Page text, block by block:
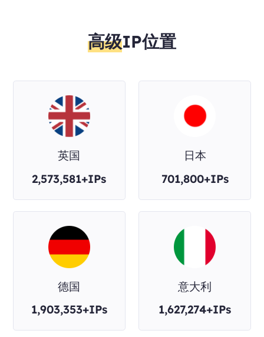
高级IP位置
英国
2,573,581+IPs
日本
701,800+IPs
德国
1,903,353+IPs
意大利
1,627,274+IPs